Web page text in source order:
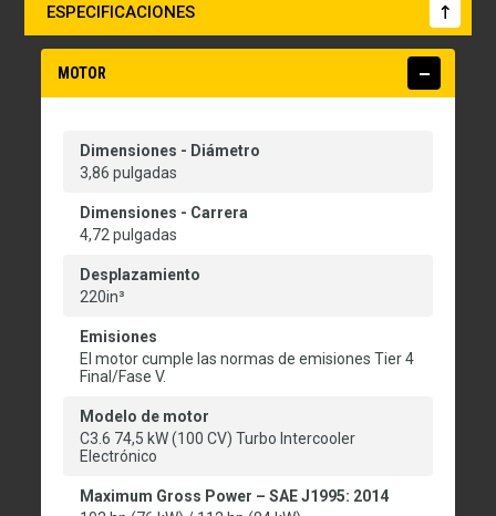
ESPECIFICACIONES
MOTOR
Dimensiones - Diámetro
3,86 pulgadas
Dimensiones - Carrera
4,72 pulgadas
Desplazamiento
220in³
Emisiones
El motor cumple las normas de emisiones Tier 4
Final/Fase V.
Modelo de motor
C3.6 74,5 kW (100 CV) Turbo Intercooler
Electrónico
Maximum Gross Power – SAE J1995: 2014